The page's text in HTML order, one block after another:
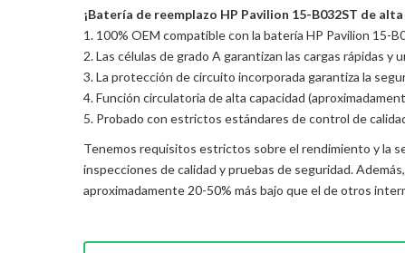
¡Batería de reemplazo HP Pavilion 15-B032ST de
1. 100% OEM compatible con la batería HP Pavilion 15-
2. Las células de grado A garantizan las cargas rápidas y
3. La protección de circuito incorporada garantiza la
4. Función circulatoria de alta capacidad
5. Probado con estrictos estándares de control de
Tenemos requisitos estrictos sobre el rendimiento y la
inspecciones de calidad y pruebas de seguridad.
aproximadamente 20-50% más bajo que el de otros